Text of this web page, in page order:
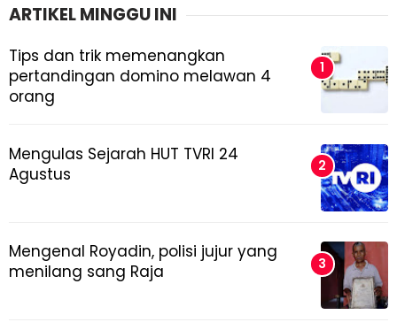
ARTIKEL MINGGU INI
Tips dan trik memenangkan
pertandingan domino melawan 4
orang
Mengulas Sejarah HUT TVRI 24
Agustus
Mengenal Royadin, polisi jujur yang
menilang sang Raja